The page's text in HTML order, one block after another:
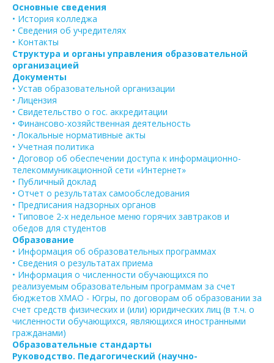
Основные сведения
• История колледжа
• Сведения об учредителях
• Контакты
Структура и органы управления образовательной
организацией
Документы
• Устав образовательной организации
• Лицензия
• Свидетельство о гос. аккредитации
• Финансово-хозяйственная деятельность
• Локальные нормативные акты
• Учетная политика
• Договор об обеспечении доступа к информационно-
телекоммуникационной сети «Интернет»
• Публичный доклад
• Отчет о результатах самообследования
• Предписания надзорных органов
• Типовое 2-х недельное меню горячих завтраков и
обедов для студентов
Образование
• Информация об образовательных программах
• Сведения о результатах приема
• Информация о численности обучающихся по
реализуемым образовательным программам за счет
бюджетов ХМАО - Югры, по договорам об образовании за
счет средств физических и (или) юридических лиц (в т.ч. о
численности обучающихся, являющихся иностранными
гражданами)
Образовательные стандарты
Руководство. Педагогический (научно-